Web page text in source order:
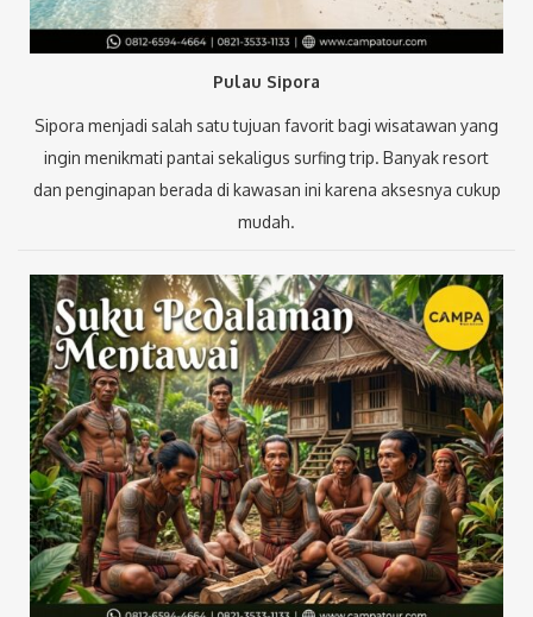
Pulau Sipora
Sipora menjadi salah satu tujuan favorit bagi wisatawan yang
ingin menikmati pantai sekaligus surfing trip. Banyak resort
dan penginapan berada di kawasan ini karena aksesnya cukup
mudah.